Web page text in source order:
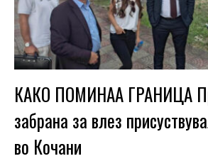
КАКО ПОМИНАА ГРАНИЦА
забрана за влез
во Кочани